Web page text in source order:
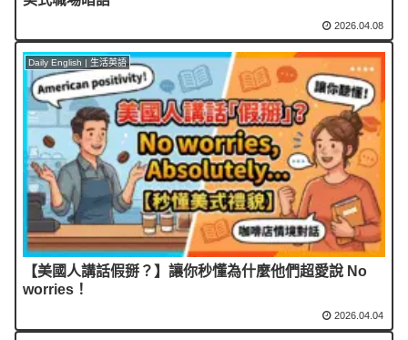
2026.04.08
Daily English | 生活英語
【美國人講話假掰？】讓你秒懂為什麼他們超愛說 No
worries！
2026.04.04